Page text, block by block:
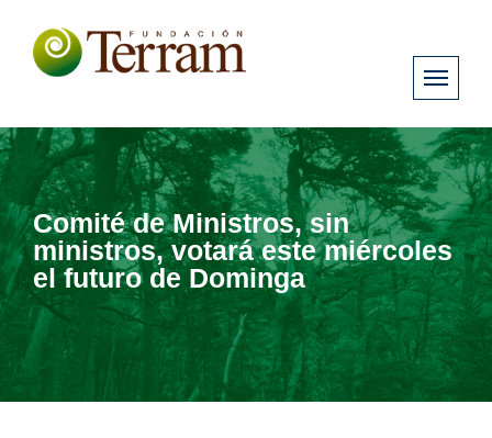
Comité de Ministros, sin
ministros, votará este miércoles
el futuro de Dominga